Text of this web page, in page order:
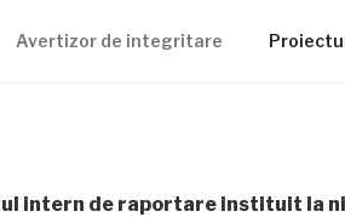
Avertizor de integritare
intern de raportare instituit la